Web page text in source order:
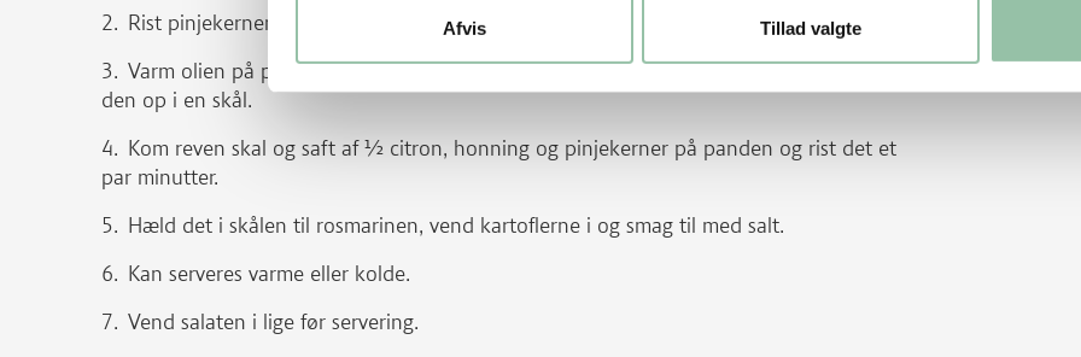
Afvis Tillad valgte
Rist pinjekerner på en tør pande til de er gyldne. Tag dem af panden.
Varm olien på panden og kom rosmarinen i og vend til rosmarinen bliver blød. Hæld
den op i en skål.
Kom reven skal og saft af ½ citron, honning og pinjekerner på panden og rist det et
par minutter.
Hæld det i skålen til rosmarinen, vend kartoflerne i og smag til med salt.
Kan serveres varme eller kolde.
Vend salaten i lige før servering.